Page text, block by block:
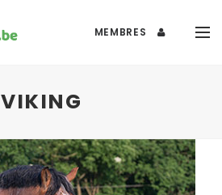
MEMBRES
VIKING